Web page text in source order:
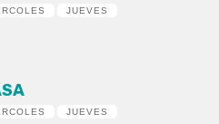
JUEVES
JUEVES